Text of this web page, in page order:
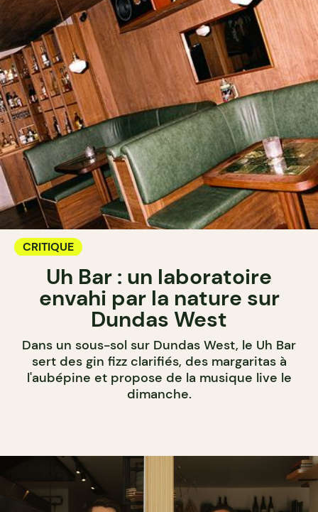
CRITIQUE
Uh Bar : un laboratoire
envahi par la nature sur
Dundas West
Dans un sous-sol sur Dundas West, le Uh Bar
sert des gin fizz clarifiés, des margaritas à
l'aubépine et propose de la musique live le
dimanche.